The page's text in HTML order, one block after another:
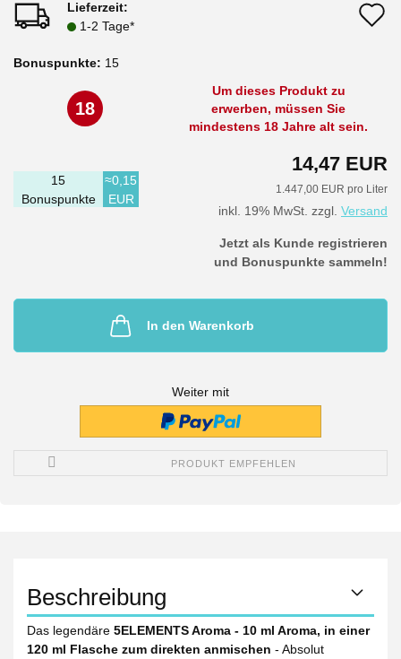
Lieferzeit:
1-2 Tage*
Bonuspunkte: 15
18
Um dieses Produkt zu
erwerben, müssen Sie
mindestens 18 Jahre alt sein.
14,47 EUR
1.447,00 EUR pro Liter
inkl. 19% MwSt. zzgl. Versand
15
Bonuspunkte
≈0,15
EUR
Jetzt als Kunde registrieren
und Bonuspunkte sammeln!
In den Warenkorb
Weiter mit
PRODUKT EMPFEHLEN
Beschreibung
Das legendäre 5ELEMENTS Aroma - 10 ml Aroma, in einer
120 ml Flasche zum direkten anmischen - Absolut